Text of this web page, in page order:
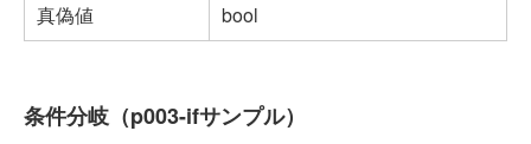
真偽値
bool
条件分岐（p003-ifサンプル）